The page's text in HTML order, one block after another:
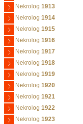
Nekrolog 1913
Nekrolog 1914
Nekrolog 1915
Nekrolog 1916
Nekrolog 1917
Nekrolog 1918
Nekrolog 1919
Nekrolog 1920
Nekrolog 1921
Nekrolog 1922
Nekrolog 1923